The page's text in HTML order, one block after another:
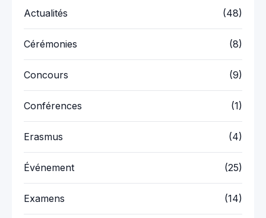
Actualités (48)
Cérémonies (8)
Concours (9)
Conférences (1)
Erasmus (4)
Événement (25)
Examens (14)